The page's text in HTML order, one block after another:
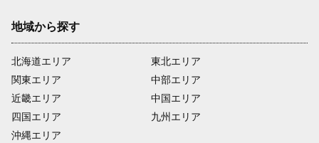
地域から探す
北海道エリア
関東エリア
近畿エリア
四国エリア
沖縄エリア
東北エリア
中部エリア
中国エリア
九州エリア